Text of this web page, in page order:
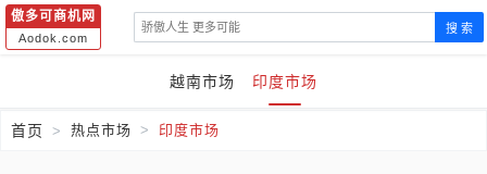
傲多可商机网
Aodok.com
搜 索
越南市场 印度市场
首页 热点市场 印度市场